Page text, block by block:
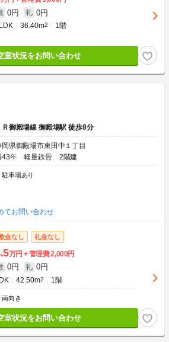
0円 礼 0円
36.40m2 1階
室状況をお問い合わせ
Ｒ御殿場線 御殿場駅 徒歩8分
岡県御殿場市東田中１丁目
43年
軽量鉄骨 2階建
駐車場あり
てお問い合わせ
金なし 礼金なし
万円 管理費2,000円
0円 礼 0円
42.50m2 1階
南向き
室状況をお問い合わせ